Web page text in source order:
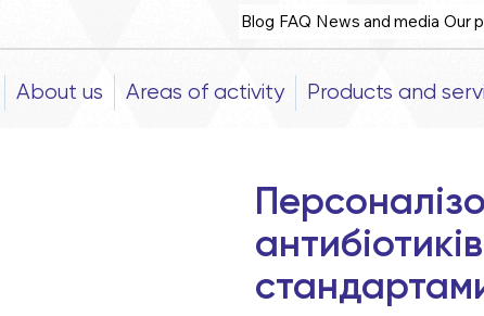
Blog FAQ News and media Our
About us Areas of activity Products and